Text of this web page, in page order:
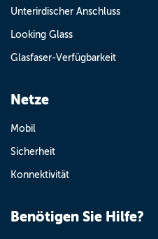
Unterirdischer Anschluss
Looking Glass
Glasfaser-Verfügbarkeit
Netze
Mobil
Sicherheit
Konnektivität
Benötigen Sie Hilfe?